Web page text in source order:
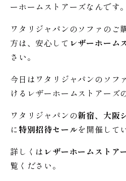
ーホームストアーズなんです。
ワタリジャパンのソファのご
方は、安心して レザーホーム
さい。
今日はワタリジャパンのソフ
けるレザーホームストアーズ
ワタリジャパンの新宿、大阪
に特別招待セールを開催して
詳しくは レザーホームストア
覧ください。